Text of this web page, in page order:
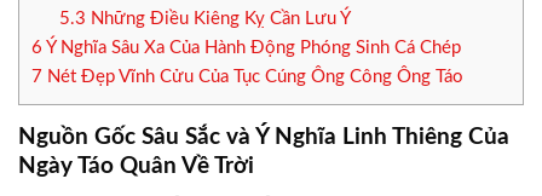
5.3 Những Điều Kiêng Kỵ Cần Lưu Ý
6 Ý Nghĩa Sâu Xa Của Hành Động Phóng Sinh Cá Chép
7 Nét Đẹp Vĩnh Cửu Của Tục Cúng Ông Công Ông Táo
Nguồn Gốc Sâu Sắc và Ý Nghĩa Linh Thiêng Của
Ngày Táo Quân Về Trời